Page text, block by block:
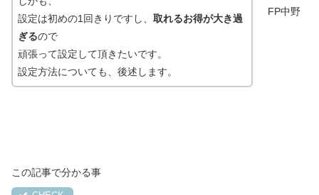
FP中野
設定は初めの1回きりですし、 取れるお得が大き過
ぎるので
頑張って設定して頂きたいです。
設定方法についても、後述します。
この記事で分かる事